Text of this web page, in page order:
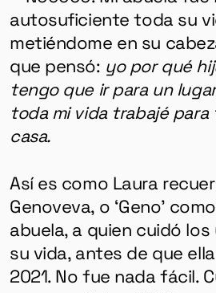
autosuficiente toda su
metiéndome en su
que pensó: yo por qué
tengo que ir para un
toda mi vida trabajé
casa.
Así es como Laura
Genoveva, o ‘Geno’
abuela, a quien cuidó
su vida, antes de que
2021. No fue nada fácil.